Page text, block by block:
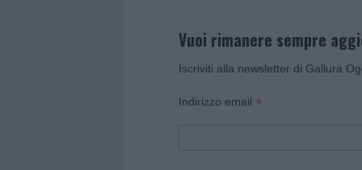
Vuoi rimanere sempre
Iscriviti alla newsletter di Gallura
Indirizzo email *